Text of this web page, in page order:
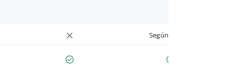
Según cuenta